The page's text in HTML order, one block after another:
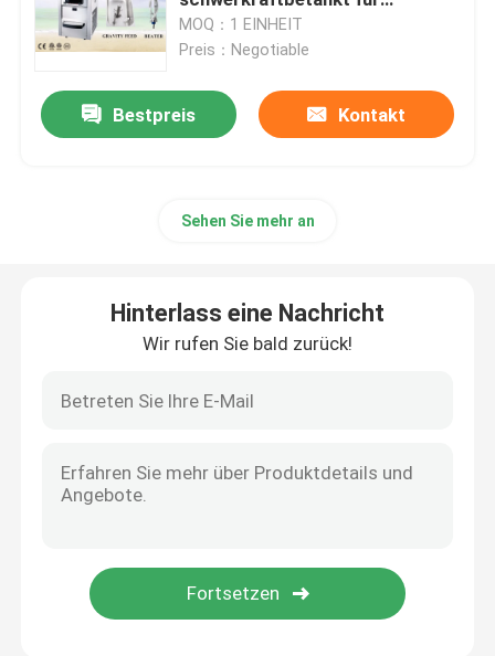
Maschine des Softeisgefrorenen joghurts
Eiscreme, die Maschine herstellt
Drei Aroma-Speiseeismaschine
Softeis-Gefrierschrank
Gefrorene Granita-Maschine
Saft-Zufuhr-Maschine
Geschäft 48Liter/Hour
MOQ：1 EINHEIT
Preis：Negotiable
Bestpreis Kontakt
Sehen Sie mehr an
Hinterlass eine Nachricht
Wir rufen Sie bald zurück!